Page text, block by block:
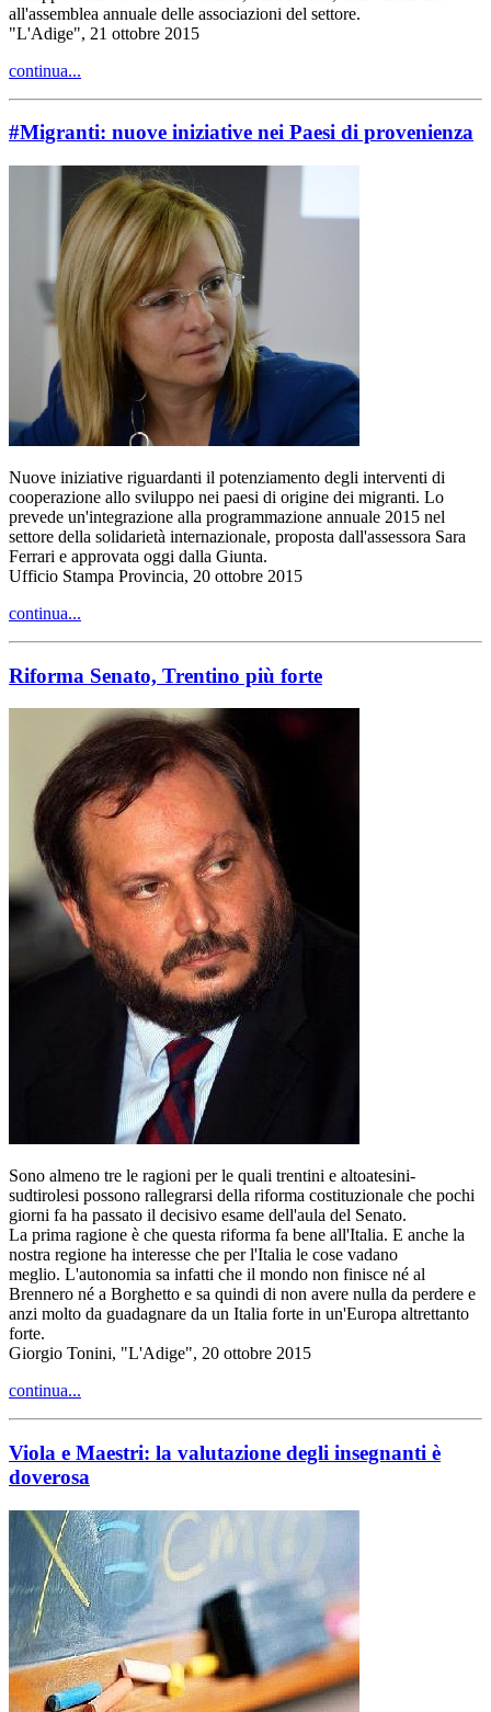
all'assemblea annuale delle associazioni del settore.
"L'Adige", 21 ottobre 2015
continua...
#Migranti: nuove iniziative nei Paesi di provenienza
Nuove iniziative riguardanti il potenziamento degli interventi di
cooperazione allo sviluppo nei paesi di origine dei migranti. Lo
prevede un'integrazione alla programmazione annuale 2015 nel
settore della solidarietà internazionale, proposta dall'assessora Sara
Ferrari e approvata oggi dalla Giunta.
Ufficio Stampa Provincia, 20 ottobre 2015
continua...
Riforma Senato, Trentino più forte
Sono almeno tre le ragioni per le quali trentini e altoatesini-
sudtirolesi possono rallegrarsi della riforma costituzionale che pochi
giorni fa ha passato il decisivo esame dell'aula del Senato.
La prima ragione è che questa riforma fa bene all'Italia. E anche la
nostra regione ha interesse che per l'Italia le cose vadano
meglio. L'autonomia sa infatti che il mondo non finisce né al
Brennero né a Borghetto e sa quindi di non avere nulla da perdere e
anzi molto da guadagnare da un Italia forte in un'Europa altrettanto
forte.
Giorgio Tonini, "L'Adige", 20 ottobre 2015
continua...
Viola e Maestri: la valutazione degli insegnanti è
doverosa